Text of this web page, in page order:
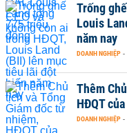
Trống
Louis
năm nay
DOANH NGHIỆP -
Thêm
HĐQT
DOANH NGHIỆP -